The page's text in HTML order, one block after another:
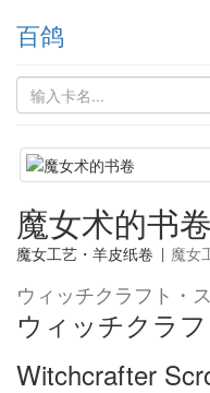
百鸽
魔女术的书卷
魔女工艺・羊皮纸卷 | 魔女
ウィッチクラフト・
ウィッチクラ
Witchcrafter